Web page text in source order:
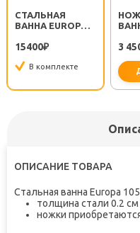
СТАЛЬНАЯ
ВАННА EUROPA
СИДЕНЬЕМ
15400₽
В комплекте
3
ОПИСАНИЕ ТОВАРА
Стальная ванна Europa
толщина стали 0.2 см
ножки